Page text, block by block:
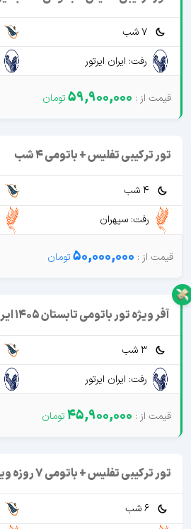
7 شب
رفت: ایران ایرتور
59,900,000
تور ترکیبی تفلیس + باتومی 4 شب
4 شب
رفت: سپهران
50,000,000
آفر ویژه تور باتومی تابستان 1405 ایرتور
3 شب
رفت: ایران ایرتور
45,900,000
تور ترکیبی تفلیس + باتومی 7 روزه ویژه تعطیلات 21 مرداد
6 شب